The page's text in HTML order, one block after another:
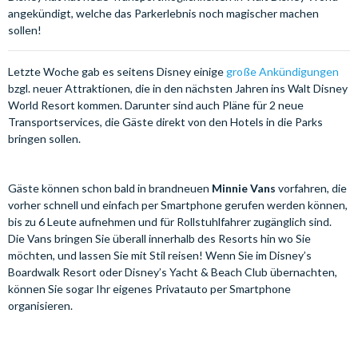
angekündigt, welche das Parkerlebnis noch magischer machen
sollen!
Letzte Woche gab es seitens Disney einigegroße Ankündigungen
bzgl. neuer Attraktionen, die in den nächsten Jahren ins Walt Disney
World Resort kommen. Darunter sind auch Pläne für 2 neue
Transportservices, die Gäste direkt von den Hotels in die Parks
bringen sollen.
Gäste können schon bald in brandneuen Minnie Vans vorfahren, die
vorher schnell und einfach per Smartphone gerufen werden können,
bis zu 6 Leute aufnehmen und für Rollstuhlfahrer zugänglich sind.
Die Vans bringen Sie überall innerhalb des Resorts hin wo Sie
möchten, und lassen Sie mit Stil reisen! Wenn Sie im Disney’s
Boardwalk Resort oder Disney’s Yacht & Beach Club übernachten,
können Sie sogar Ihr eigenes Privatauto per Smartphone
organisieren.